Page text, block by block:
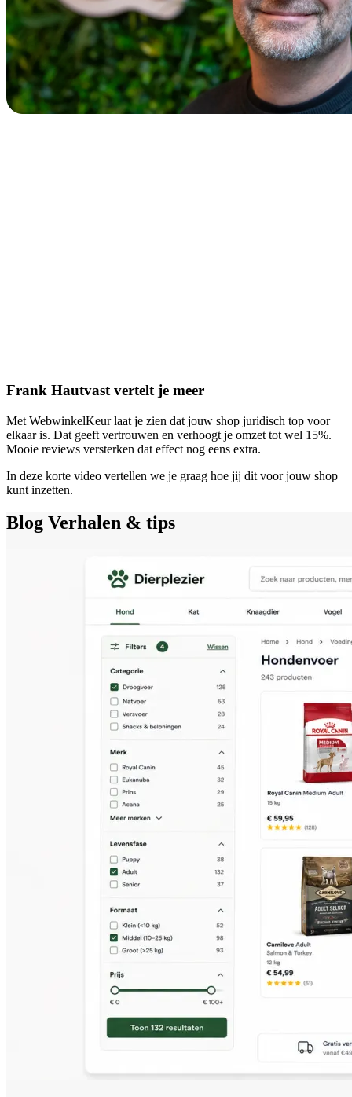
Frank Hautvast vertelt je meer
Met WebwinkelKeur laat je zien dat jouw shop juridisch top voor
elkaar is. Dat geeft vertrouwen en verhoogt je omzet tot wel 15%.
Mooie reviews versterken dat effect nog eens extra.
In deze korte video vertellen we je graag hoe jij dit voor jouw shop
kunt inzetten.
Blog Verhalen & tips